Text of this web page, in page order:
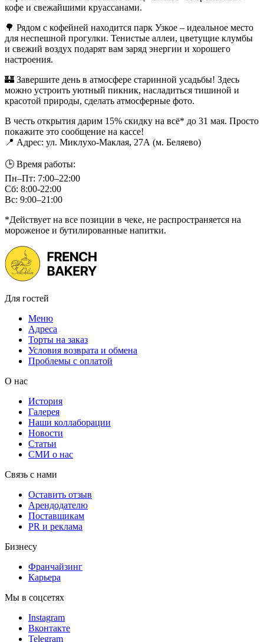
кофе и свежайшими круассанами.
🌳 Рядом с кофейней находится парк Узкое – идеальное место
для неспешной прогулки. Тенистые аллеи, цветущие клумбы
и свежий воздух подарят вам заряд энергии и хорошего
настроения.
🏰 Завершите день в атмосфере старинной усадьбы! Здесь
можно устроить уютный пикник, насладиться тишиной и
красотой природы, сделать атмосферные фото.
В честь открытия дарим 15% скидку на всё* до 31 мая. Просто
покажите это сообщение на кассе!
📍 Адрес: ул. Миклухо-Маклая, 27А (м. Беляево)
🕒 Время работы:
Пн–Пт: 7:00–22:00
Сб: 8:00-22:00
Вс: 9:00–21:00
*Действует на все позиции в чеке, не распространяется на
мороженое и бутилированные напитки.
Для гостей
Меню
Адреса
Торты на заказ
Условия возврата и обмена
Проблемы с оплатой
О нас
История
Галерея
Наши коллаборации
Новости
Статьи
СМИ о нас
Связь с нами
Оставить отзыв
Арендодателю
Поставщикам
PR и реклама
Бизнесу
Франчайзинг
Карьера
Мы в соцсетях
Instagram
Вконтакте
Telegram